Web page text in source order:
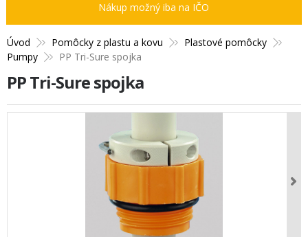
Úvod Pomôcky z plastu a kovu
Plastové pomôcky
Pumpy
PP Tri-Sure spojka
PP Tri-Sure spojka
Nákup možný iba na IČO